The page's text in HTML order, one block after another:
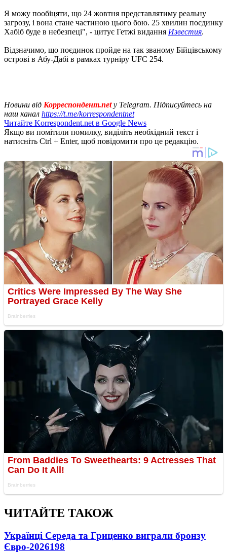
Я можу пообіцяти, що 24 жовтня представлятиму реальну
загрозу, і вона стане частиною цього бою. 25 хвилин поєдинку
Хабіб буде в небезпеці", - цитує Гетжі видання Известия.
Відзначимо, що поєдинок пройде на так званому Бійцівському
острові в Абу-Дабі в рамках турніру UFC 254.
Новини від Корреспондент.netу Telegram. Підписуйтесь на
наш канал https://t.me/korrespondentnet
Читайте Korrespondent.net в Google News
Якщо ви помітили помилку, виділіть необхідний текст і
натисніть Ctrl + Enter, щоб повідомити про це редакцію.
ЧИТАЙТЕ ТАКОЖ
Українці Середа та Гриценко виграли бронзу
Євро-2026198